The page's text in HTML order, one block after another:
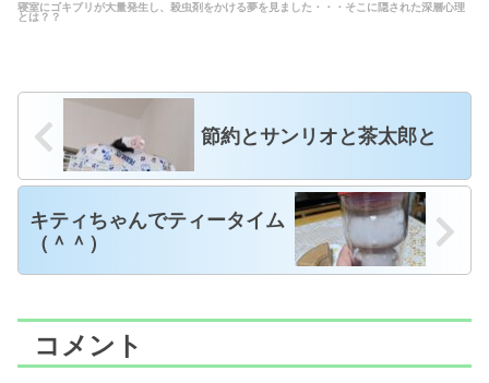
寝室にゴキブリが大量発生し、殺虫剤をかける夢を見ました・・・そこに隠された深層心理
とは？？
節約とサンリオと茶太郎と
キティちゃんでティータイム
（＾＾）
コメント